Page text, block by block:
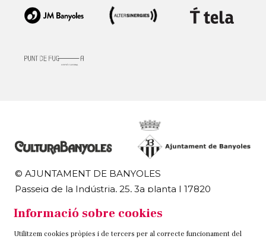
© AJUNTAMENT DE BANYOLES
Passeig de la Indústria, 25, 3a planta | 17820
972 58 18 48 | 972 57 00 50
Informació sobre cookies
Utilitzem cookies pròpies i de tercers per al correcte funcionament del